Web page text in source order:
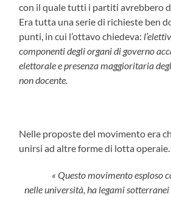
con il quale tutti i partiti avrebbero
Era tutta una serie di richieste ben
punti, in cui l’ottavo chiedeva:
componenti degli organi di governo
elettorale e presenza maggioritaria
non docente.
Nelle proposte del movimento era
unirsi ad altre forme di lotta operaie.
« Questo movimento esploso
nelle università, ha legami sotterranei